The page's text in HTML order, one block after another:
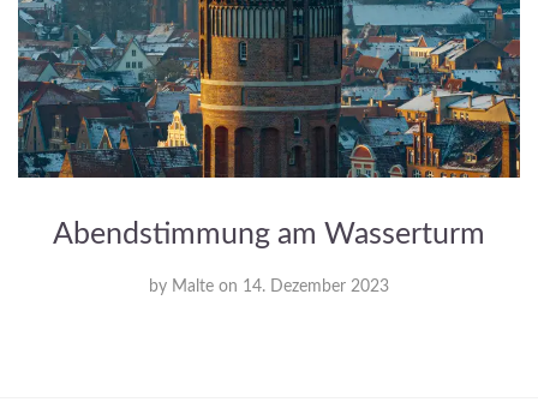
Abendstimmung am Wasserturm
by Malte on 14. Dezember 2023